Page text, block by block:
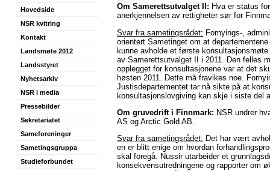
Hovedside
NSR kvitring
Kontakt
Landsmøte 2012
Landsstyret
Nyhetsarkiv
NSR i media
Pressebilder
Sekretariatet
Sameforeninger
Sametingsgruppa
Studieforbundet
Om Samerettsutvalget II: Hva er status
anerkjennelsen av rettigheter sør for
Svar fra sametingsrådet: Fornyings-,
orientert Sametinget om at
kunne avholde et første
av Samerettsutvalget II i 2011. Den felles
opplegget for konsultasjonene var at det
høsten 2011. Dette må fravikes noe.
Justisdepartementet tar nå sikte på at
konsultasjonslovgiving kan skje i siste del
Om gruvedrift i Finnmark: NSR undrer
AS og Arctic Gold AB.
Svar fra sametingsrådet: Det har vært
en er blitt enige om hvordan
skal foregå. Nussir utarbeider et
konsekvensutredningene og rapporter om